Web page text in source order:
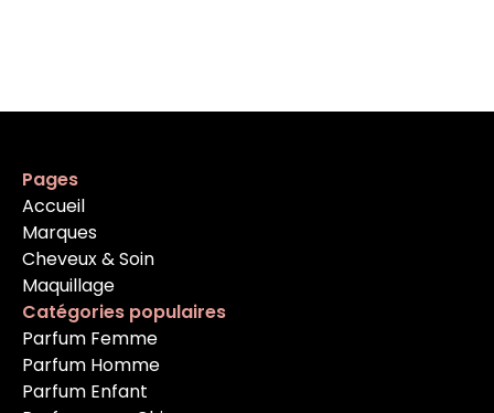
Pages
Accueil
Marques
Cheveux & Soin
Maquillage
Catégories populaires
Parfum Femme
Parfum Homme
Parfum Enfant